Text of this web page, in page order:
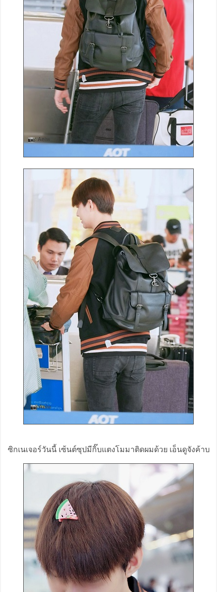
ซิกเนเจอร์วันนี้ เซ้นต์ซุปมีกิ๊บแตงโมมาติดผมด้วย เอ็นดูจังค้าบ